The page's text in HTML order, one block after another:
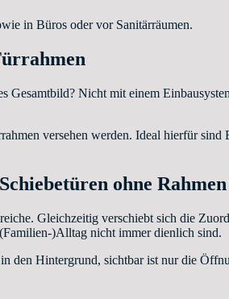
in Büros oder vor Sanitärräumen.
Gesamtbild? Nicht mit einem
versehen werden. Ideal hierfür sind
ohne Rahmen
Gleichzeitig verschiebt sich die
)Alltag nicht immer dienlich sind.
den Hintergrund, sichtbar ist nur die